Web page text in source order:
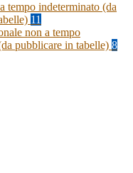
tempo indeterminato (da
11
non a tempo
pubblicare in tabelle) 8